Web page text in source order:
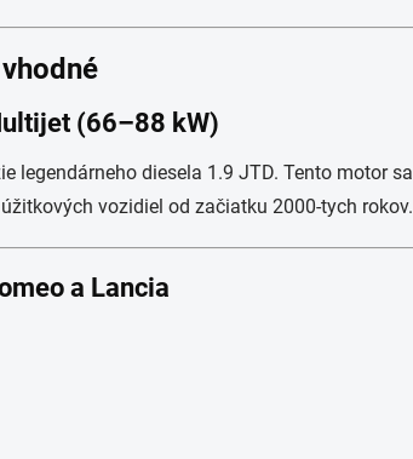
(66–88 kW)
legendárneho diesela 1.9 JTD. Tento motor sa
vozidiel od začiatku 2000-tych rokov.
a Lancia